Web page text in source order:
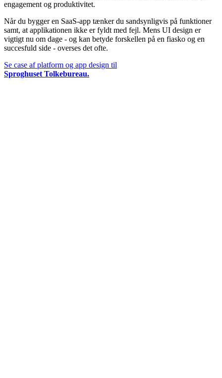
engagement og produktivitet.
Når du bygger en SaaS-app tænker du sandsynligvis på funktioner
samt, at applikationen ikke er fyldt med fejl. Mens UI design er
vigtigt nu om dage - og kan betyde forskellen på en fiasko og en
succesfuld side - overses det ofte.
Se case af platform og app design til
Sproghuset Tolkebureau.